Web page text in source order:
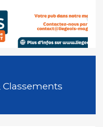
Classements